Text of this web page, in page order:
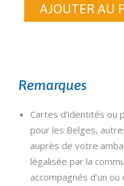
AJOUTER AU
Remarques
Cartes d’identités ou
pour les Belges,
auprès de votre
légalisée par la
accompagnés d’un